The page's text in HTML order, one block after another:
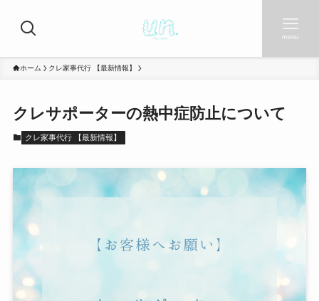
menu
ホーム クレ家事代行 【最新情報】
クレサポーターの熱中症防止について
クレ家事代行 【最新情報】